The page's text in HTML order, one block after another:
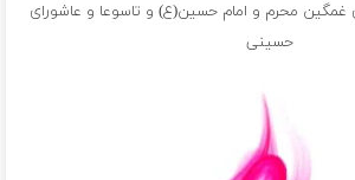
غمگین محرم و امام حسین(ع) و تاسوعا و عاشورای
حسینی